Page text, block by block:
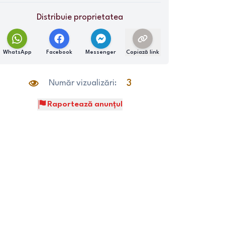
Distribuie proprietatea
WhatsApp Facebook Messenger Copiază link
Număr vizualizări: 3
Raportează anunțul